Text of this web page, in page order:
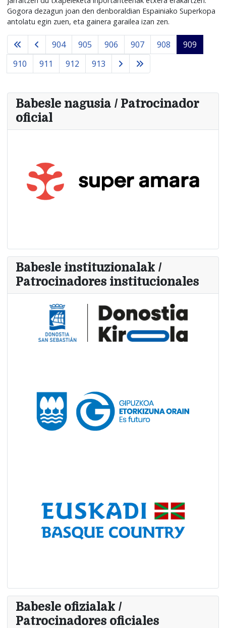
Gogora dezagun joan den denboraldian Espainiako Superkopa
antolatu egin zuen, eta gainera garailea izan zen.
904 905 906 907 908
909
910
911 912 913
Babesle nagusia / Patrocinador
oficial
Babesle instituzionalak /
Patrocinadores institucionales
Babesle ofizialak /
Patrocinadores oficiales